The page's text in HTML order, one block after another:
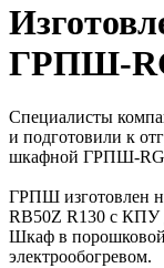
ГРПШ-
Специалисты
и подготовили к
шкафной ГРПШ-
ГРПШ изготовлен
RB50Z R130 с КПУ
Шкаф в
электрообогревом.